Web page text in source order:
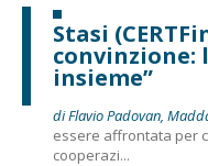
Stasi
convinzione:
insieme”
di Flavio Padovan,
essere affrontata per
cooperazi...